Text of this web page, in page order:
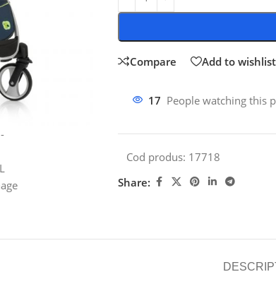
Compare Add to wishlist
17 People watching this
Cod produs: 17718
Share: